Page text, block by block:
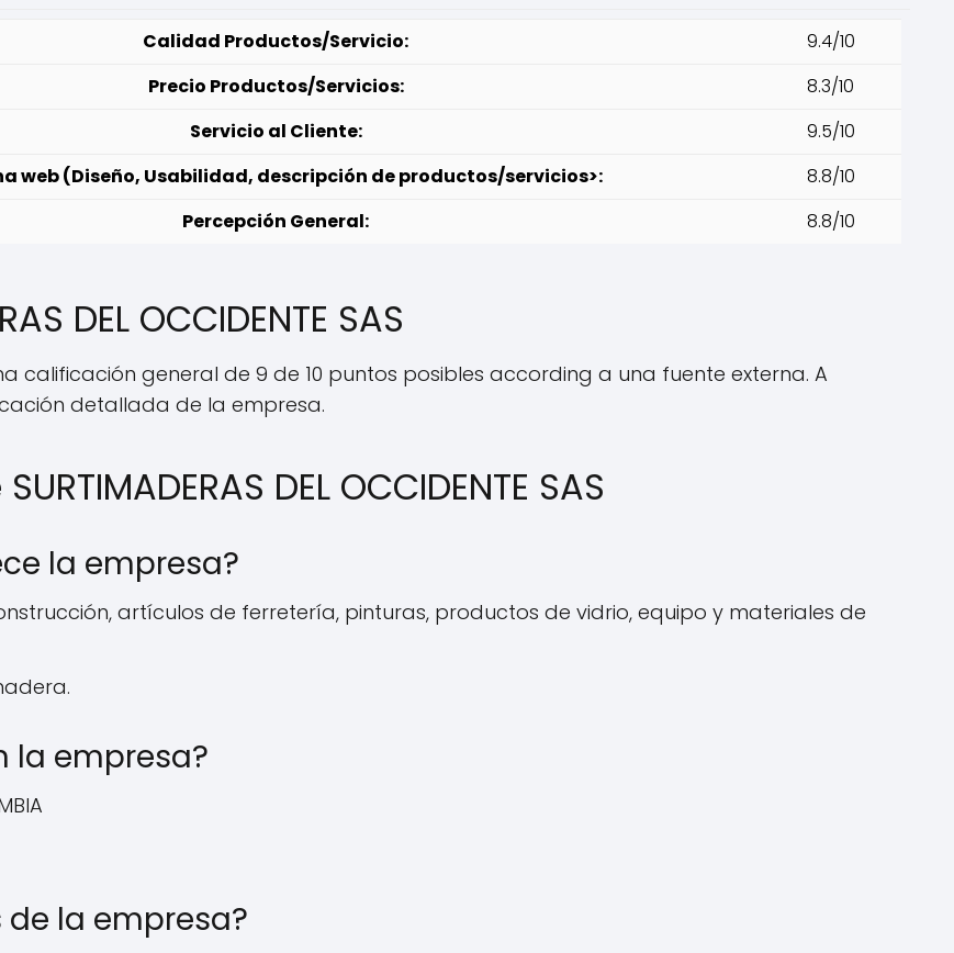
Calidad Productos/Servicio:
9.4/10
Precio Productos/Servicios:
8.3/10
Servicio al Cliente:
9.5/10
web (Diseño, Usabilidad, descripción de productos/servicios>:
8.8/10
Percepción General:
8.8/10
DEL OCCIDENTE SAS
una calificación general de 9 de 10 puntos posibles according a una fuente externa. A
detallada de la empresa.
DEL OCCIDENTE SAS
la empresa?
artículos de ferretería, pinturas, productos de vidrio, equipo y materiales de
la empresa?
la empresa?